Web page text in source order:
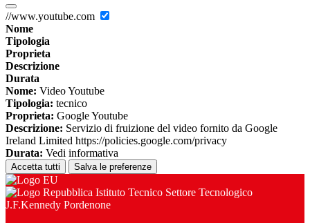
//www.youtube.com
Nome
Tipologia
Proprieta
Descrizione
Durata
Nome: Video Youtube
Tipologia: tecnico
Proprieta: Google Youtube
Descrizione: Servizio di fruizione del video fornito da Google
Ireland Limited https://policies.google.com/privacy
Durata: Vedi informativa
Accetta tutti Salva le preferenze
Istituto Tecnico Settore Tecnologico
J.F.Kennedy Pordenone